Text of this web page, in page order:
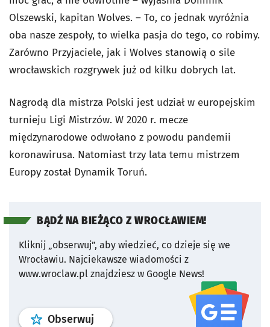
Olszewski, kapitan Wolves. – To, co jednak wyróżnia
oba nasze zespoły, to wielka pasja do tego, co robimy.
Zarówno Przyjaciele, jak i Wolves stanowią o sile
wrocławskich rozgrywek już od kilku dobrych lat.
Nagrodą dla mistrza Polski jest udział w europejskim
turnieju Ligi Mistrzów. W 2020 r. mecze
międzynarodowe odwołano z powodu pandemii
koronawirusa. Natomiast trzy lata temu mistrzem
Europy został Dynamik Toruń.
BĄDŹ NA BIEŻĄCO Z WROCŁAWIEM!
Kliknij „obserwuj”, aby wiedzieć, co dzieje się we
Wrocławiu. Najciekawsze wiadomości z
www.wroclaw.pl znajdziesz w Google News!
Obserwuj profil serwisu